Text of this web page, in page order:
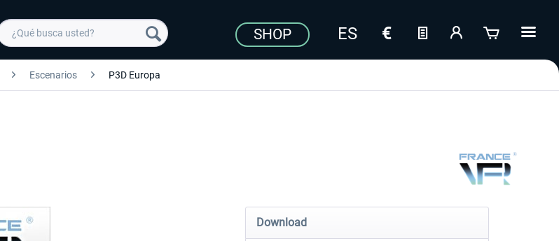
SHOP
Escenarios P3D Europa
Download